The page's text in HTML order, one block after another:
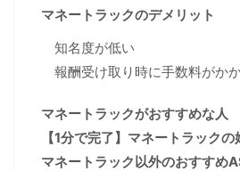
マネートラックのデメリット
知名度が低い
報酬受け取り時に手数料がか
マネートラックがおすすめな人
【1分で完了】マネートラックの
マネートラック以外のおすすめ